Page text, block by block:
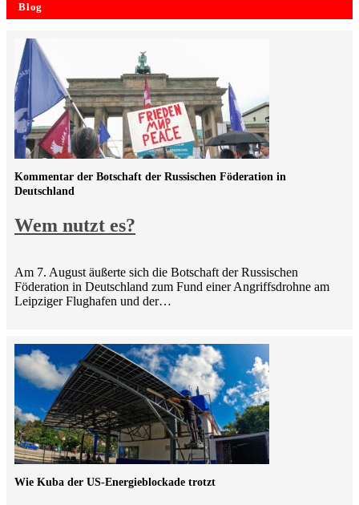
Blog
Wem nutzt es?
Kommentar der Botschaft der Russischen Föderation in
Deutschland
Am 7. August äußerte sich die Botschaft der Russischen
Föderation in Deutschland zum Fund einer Angriffsdrohne am
Leipziger Flughafen und der…
Wie Kuba der US-Energieblockade trotzt